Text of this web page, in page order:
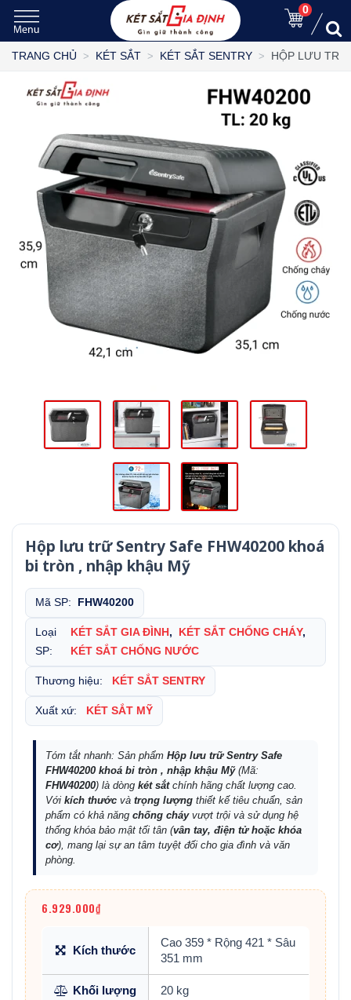
0
TRANG CHỦ KÉT SẮT KÉT SẮT SENTRY HỘP LƯU TRỮ
Hộp lưu trữ Sentry Safe FHW40200 khoá
bi tròn , nhập khậu Mỹ
Mã SP: FHW40200
Loại
SP:
KÉT SẮT GIA ĐÌNH , KÉT SẮT CHỐNG CHÁY,
KÉT SẮT CHỐNG NƯỚC
Thương hiệu: KÉT SẮT SENTRY
Xuất xứ: KÉT SẮT MỸ
Tóm tắt nhanh: Sản phẩm Hộp lưu trữ Sentry Safe
FHW40200 khoá bi tròn , nhập khậu Mỹ(Mã:
FHW40200) là dòng két sắtchính hãng chất lượng cao.
Với kích thước và trọng lượng thiết kế tiêu chuẩn, sản
phẩm có khả năng chống cháyvượt trội và sử dụng hệ
thống khóa bảo mật tối tân (vân tay, điện tử hoặc khóa
cơ), mang lại sự an tâm tuyệt đối cho gia đình và văn
phòng.
6.929.000₫
Kích thước
Cao 359 * Rộng 421 * Sâu
351 mm
Khối lượng 20 kg